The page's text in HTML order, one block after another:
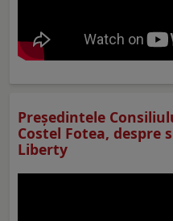
Preşedintele
Costel Fotea,
Liberty